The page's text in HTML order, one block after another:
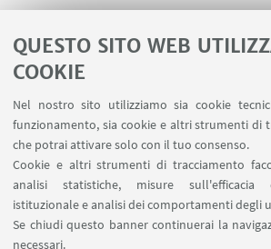
QUESTO SITO WEB
COOKIE
Nel nostro sito utilizziamo sia cookie
funzionamento, sia cookie e altri strumenti di
che potrai attivare solo con il tuo consenso.
Cookie e altri strumenti di tracciamento
analisi statistiche, misure sull'efficacia
istituzionale e analisi dei comportamenti degli
Se chiudi questo banner continuerai la
necessari.
Area riservata
Contatti
SEGUI IL